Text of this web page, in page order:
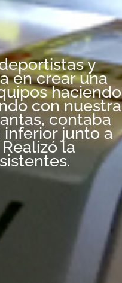
y
en crear una
haciendo
con nuestra
contaba
junto a
la